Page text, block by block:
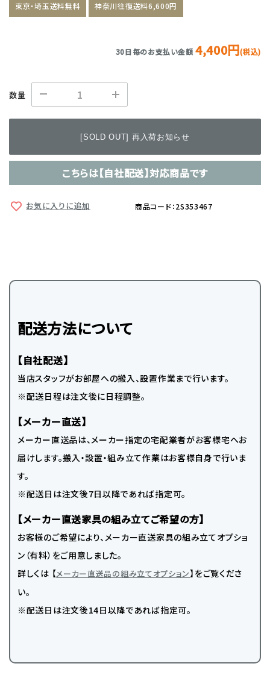
東京・埼玉送料無料 神奈川往復送料6,600円
30日毎のお支払い金額 4,400円(税込)
数量
[SOLD OUT] 再入荷お知らせ
こちらは【自社配送】対応商品です
お気に入りに追加 商品コード：2S353467
配送方法について
【自社配送】
当店スタッフがお部屋への搬入、設置作業まで行います。
※配送日程は注文後に日程調整。
【メーカー直送】
メーカー直送品は、メーカー指定の宅配業者がお客様宅へお
届けします。搬入・設置・組み立て作業はお客様自身で行いま
す。
※配送日は注文後7日以降であれば指定可。
【メーカー直送家具の組み立てご希望の方】
お客様のご希望により、メーカー直送家具の組み立てオプショ
ン（有料）をご用意しました。
詳しくは 【メーカー直送品の組み立てオプション】をご覧くださ
い。
※配送日は注文後14日以降であれば指定可。